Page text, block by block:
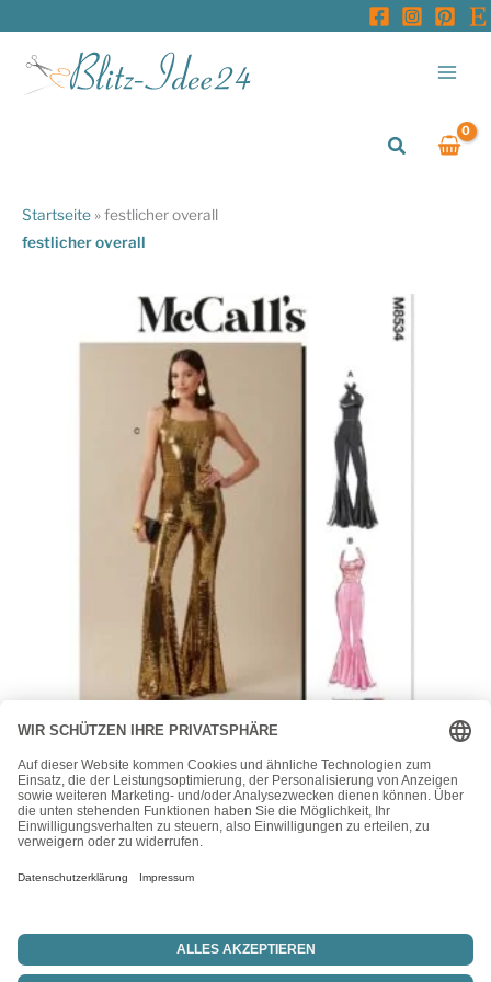
springen
Suchen
Startseite »festlicher overall
festlicher overall
McCall's
McCalls Schnittmuster M8534 – eleganter Träger Catsuit
für festliche Gelegenheiten
15,50€